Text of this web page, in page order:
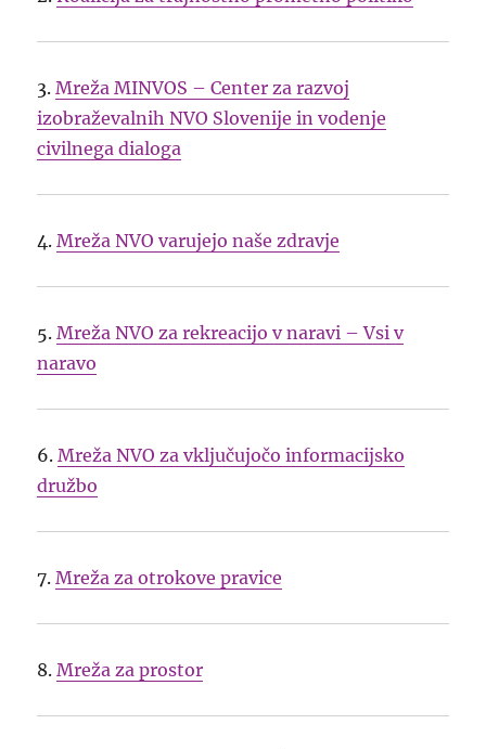
3.Mreža MINVOS – Center za razvoj
izobraževalnih NVO Slovenije in vodenje
civilnega dialoga
4.Mreža NVO varujejo naše zdravje
5.Mreža NVO za rekreacijo v naravi – Vsi v
naravo
6.Mreža NVO za vključujočo informacijsko
družbo
7.Mreža za otrokove pravice
8.Mreža za prostor